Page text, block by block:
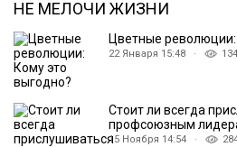
НЕ МЕЛОЧИ ЖИЗНИ
Цветные
22 Января 15:48 ·
Стоит ли всегда
профсоюзным
15 Ноября 14:54 ·